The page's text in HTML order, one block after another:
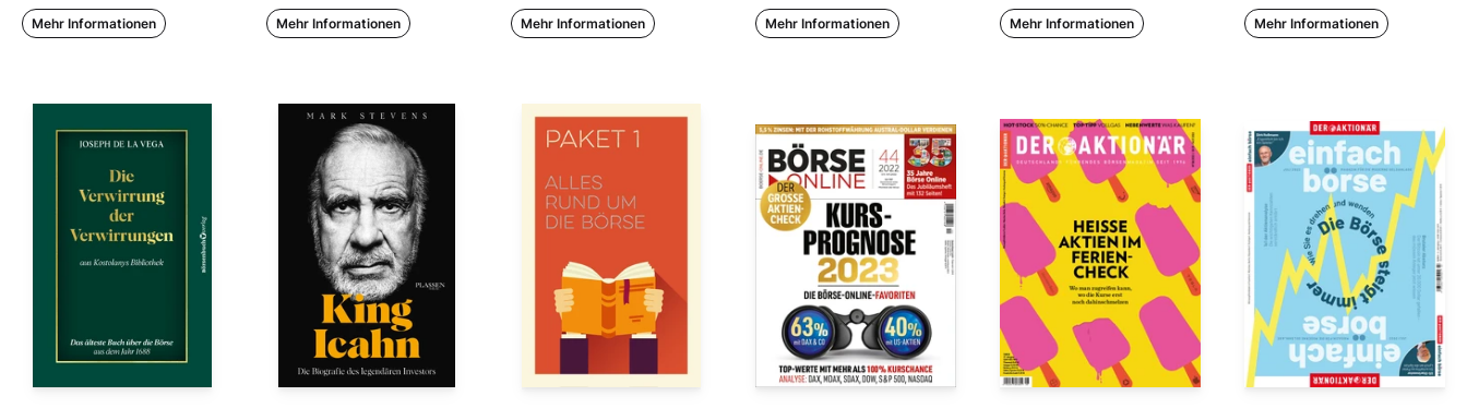
Mehr Informationen Mehr Informationen Mehr Informationen Mehr Informationen Mehr Informationen Mehr Informationen